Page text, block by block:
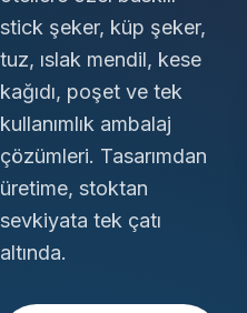
stick şeker, küp şeker,
tuz, ıslak mendil, kese
kağıdı, poşet ve tek
kullanımlık ambalaj
çözümleri. Tasarımdan
üretime, stoktan
sevkiyata tek çatı
altında.